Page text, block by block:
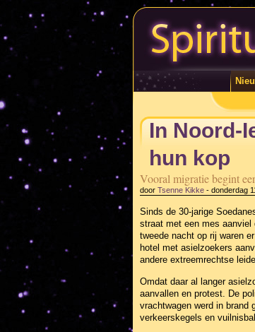
In Noord-
hun kop
Vooral migratie begint
door Tsenne Kikke - donderdag
Sinds de 30-jarige
straat met een mes aanviel
tweede nacht op rij waren
hotel met asielzoekers
andere extreemrechtse
Omdat daar al langer
aanvallen en protest. De
vrachtwagen werd in brand
verkeerskegels en